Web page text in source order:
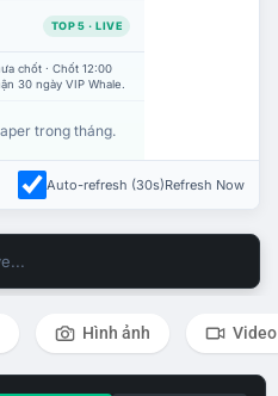
TOP 5 · LIVE
chốt · Chốt 12:00
30 ngày VIP Whale.
trong tháng.
Auto-refresh (30s)Refresh Now
Hình ảnh Video